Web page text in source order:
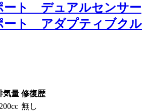
ート デュアルセンサー
ート アダプティブクル
気量 修復歴
無し